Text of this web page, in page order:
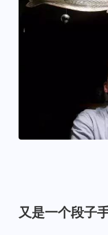
又是一个段子